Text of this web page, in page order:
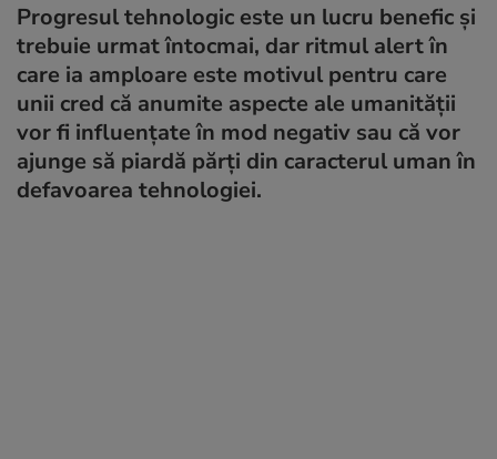
Progresul tehnologic este un lucru benefic și
trebuie urmat întocmai, dar ritmul alert în
care ia amploare este motivul pentru care
unii cred că anumite aspecte ale umanității
vor fi influențate în mod negativ sau că vor
ajunge să piardă părți din caracterul uman în
defavoarea tehnologiei.